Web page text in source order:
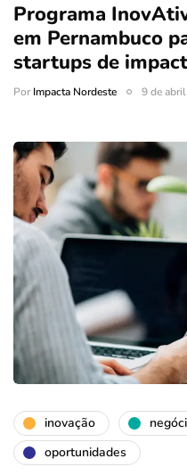
Programa
em Pernambuco
startups de
PorImpacta Nordeste 9 de
inovação
oportunidades